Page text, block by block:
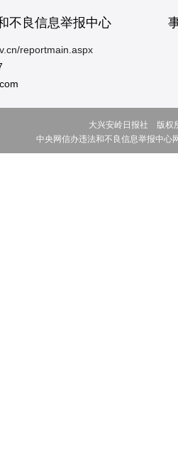
不良信息举报中心
reportmain.aspx
大兴安岭日报社 版
中央网信办违法和不良信息举报中心